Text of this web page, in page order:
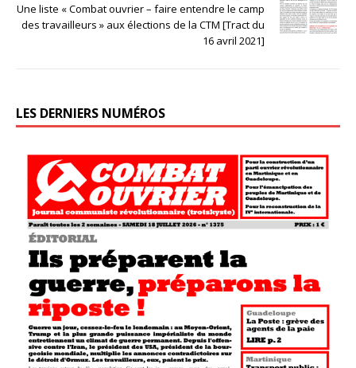
Une liste « Combat ouvrier – faire entendre le camp
des travailleurs » aux élections de la CTM [Tract du
16 avril 2021]
LES DERNIERS NUMÉROS